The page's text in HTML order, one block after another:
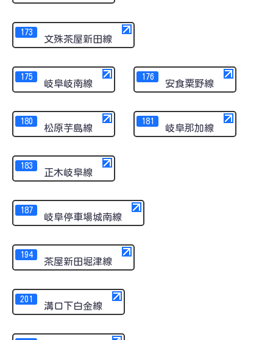
173
文殊茶屋新田線
175
岐阜岐南線
176
安食粟野線
180
松原芋島線
181
岐阜那加線
183
正木岐阜線
187
岐阜停車場城南線
194
茶屋新田堀津線
201
溝口下白金線